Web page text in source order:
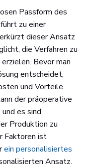
Passform des
zu einer
dieser Ansatz
die Verfahren zu
Bevor man
entscheidet,
und Vorteile
der präoperative
es sind
Produktion zu
Faktoren ist
ein personalisiertes
Ansatz.